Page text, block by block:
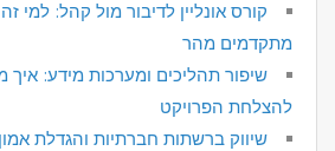
קורס אונליין לדיבור מול קהל: למי
מתקדמים מהר
שיפור תהליכים ומערכות מידע: איך
להצלחת הפרויקט
שיווק ברשתות חברתיות והגדלת